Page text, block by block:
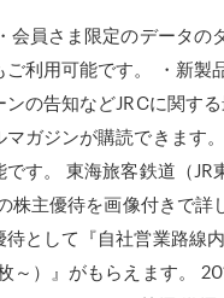
会員さま限定のデータの
利用可能です。 ・新製
ンの告知などJRCに関す
マガジンが購読できます
す。 東海旅客鉄道（JR
株主優待を画像付きで詳
待として『自社営業路線
～）』がもらえます。